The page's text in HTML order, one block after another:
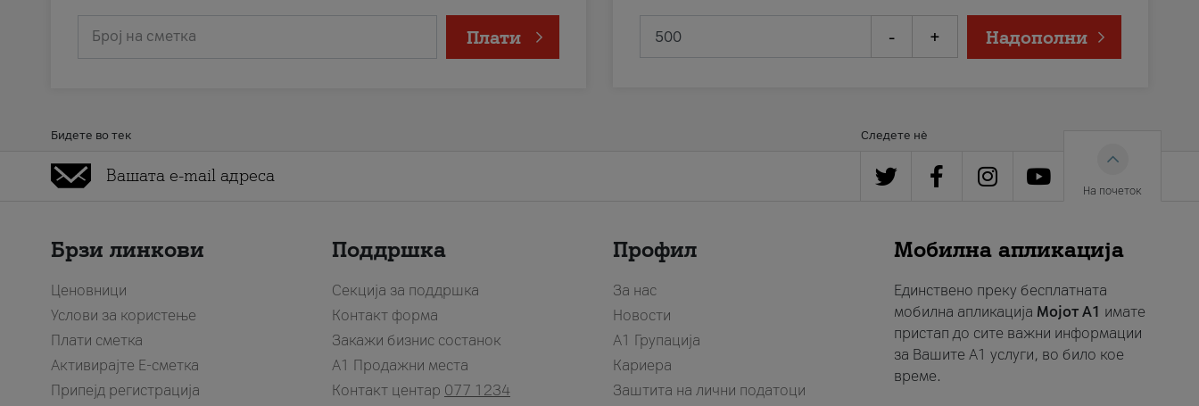
Број на сметка Плати - + Надополни
Бидете во тек Следете нè
На почеток
Брзи линкови
Ценовници
Услови за користење
Плати сметка
Активирајте Е-сметка
Припејд регистрација
Поддршка
Секција за поддршка
Контакт форма
Закажи бизнис состанок
A1 Продажни места
Контакт центар 077 1234
Профил
За нас
Новости
А1 Групација
Кариера
Заштита на лични податоци
Мобилна апликација
Единствено преку бесплатната
мобилна апликација Мојот A1 имате
пристап до сите важни информации
за Вашите A1 услуги, во било кое
време.